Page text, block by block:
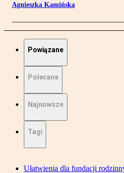
Agnieszka Kamińska
Powiązane
Polecane
Najnowsze
Tagi
Ułatwienia dla fundacji